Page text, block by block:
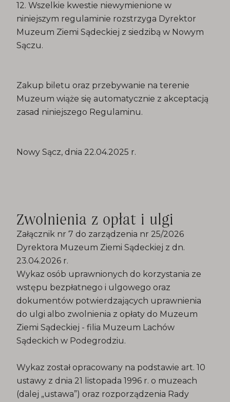
12. Wszelkie kwestie niewymienione w
niniejszym regulaminie rozstrzyga Dyrektor
Muzeum Ziemi Sądeckiej z siedzibą w Nowym
Sączu.
Zakup biletu oraz przebywanie na terenie
Muzeum wiąże się automatycznie z akceptacją
zasad niniejszego Regulaminu.
Nowy Sącz, dnia 22.04.2025 r.
Zwolnienia z opłat i ulgi
Załącznik nr 7 do zarządzenia nr 25/2026
Dyrektora Muzeum Ziemi Sądeckiej z dn.
23.04.2026 r.
Wykaz osób uprawnionych do korzystania ze
wstępu bezpłatnego i ulgowego oraz
dokumentów potwierdzających uprawnienia
do ulgi albo zwolnienia z opłaty do Muzeum
Ziemi Sądeckiej - filia Muzeum Lachów
Sądeckich w Podegrodziu.
Wykaz został opracowany na podstawie art. 10
ustawy z dnia 21 listopada 1996 r. o muzeach
(dalej „ustawa”) oraz rozporządzenia Rady